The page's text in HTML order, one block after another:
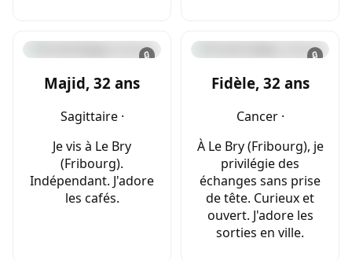
🔒
Majid, 32 ans
Sagittaire ·
Je vis à Le Bry
(Fribourg).
Indépendant. J'adore
les cafés.
🔒
Fidèle, 32 ans
Cancer ·
À Le Bry (Fribourg), je
privilégie des
échanges sans prise
de tête. Curieux et
ouvert. J'adore les
sorties en ville.